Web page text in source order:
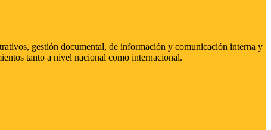
gestión documental, de información y comunicación interna y
tanto a nivel nacional como internacional.